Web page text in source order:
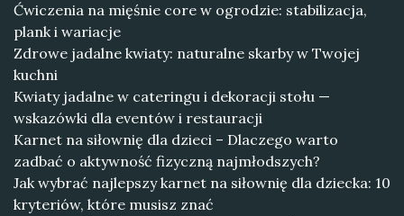
Ćwiczenia na mięśnie core w ogrodzie: stabilizacja,
plank i wariacje
Zdrowe jadalne kwiaty: naturalne skarby w Twojej
kuchni
Kwiaty jadalne w cateringu i dekoracji stołu —
wskazówki dla eventów i restauracji
Karnet na siłownię dla dzieci – Dlaczego warto
zadbać o aktywność fizyczną najmłodszych?
Jak wybrać najlepszy karnet na siłownię dla dziecka: 10
kryteriów, które musisz znać